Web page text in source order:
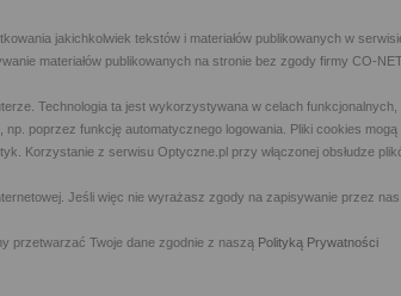
jakichkolwiek tekstów i materiałów publikowanych w
materiałów publikowanych na stronie bez zgody firmy CO-
Technologia ta jest wykorzystywana w celach
poprzez funkcję automatycznego logowania. Pliki cookies
Korzystanie z serwisu Optyczne.pl przy włączonej obsłudze
Jeśli więc nie wyrażasz zgody na zapisywanie przez
przetwarzać Twoje dane zgodnie z naszą Polityką Prywatności